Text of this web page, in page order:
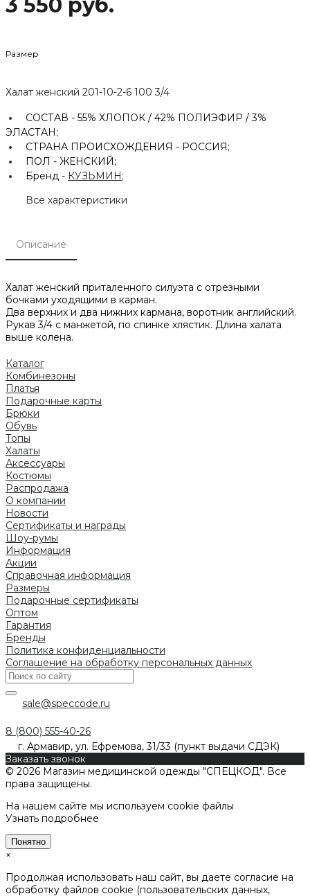
Размер
Халат женский 201-10-2-6 100 3/4
СОСТАВ - 55% ХЛОПОК / 42% ПОЛИЭФИР / 3%
ЭЛАСТАН;
СТРАНА ПРОИСХОЖДЕНИЯ - РОССИЯ;
ПОЛ - ЖЕНСКИЙ;
Бренд - КУЗЬМИН;
Все характеристики
Описание
Халат женский приталенного силуэта с отрезными
бочками уходящими в карман.
Два верхних и два нижних кармана, воротник английский.
Рукав 3/4 с манжетой, по спинке хлястик. Длина халата
выше колена.
Каталог
Комбинезоны
Платья
Подарочные карты
Брюки
Обувь
Топы
Халаты
Аксессуары
Костюмы
Распродажа
О компании
Новости
Сертификаты и награды
Шоу-румы
Информация
Акции
Справочная информация
Размеры
Подарочные сертификаты
Оптом
Гарантия
Бренды
Политика конфиденциальности
Соглашение на обработку персональных данных
sale@speccode.ru
8 (800) 555-40-26
г. Армавир, ул. Ефремова, 31/33 (пункт выдачи СДЭК)
Заказать звонок
© 2026 Магазин медицинской одежды "СПЕЦКОД". Все
права защищены.
На нашем сайте мы используем cookie файлы
Узнать подробнее
Понятно
×
Продолжая использовать наш сайт, вы даете согласие на
обработку файлов cookie (пользовательских данных,